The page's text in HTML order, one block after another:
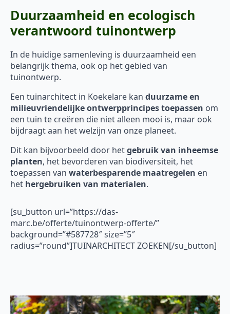
Duurzaamheid en ecologisch
verantwoord tuinontwerp
In de huidige samenleving is duurzaamheid een
belangrijk thema, ook op het gebied van
tuinontwerp.
Een tuinarchitect in Koekelare kan duurzame en
milieuvriendelijke ontwerpprincipes toepassen om
een tuin te creëren die niet alleen mooi is, maar ook
bijdraagt aan het welzijn van onze planeet.
Dit kan bijvoorbeeld door hetgebruik van inheemse
planten, het bevorderen van biodiversiteit, het
toepassen van waterbesparende maatregelen en
het hergebruiken van materialen.
[su_button url=”https://das-
marc.be/offerte/tuinontwerp-offerte/”
background=”#587728″ size=”5″
radius=”round”]TUINARCHITECT ZOEKEN[/su_button]